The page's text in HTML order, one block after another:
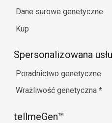
Dane surowe genetyczne
Kup
Spersonalizowana
Poradnictwo genetyczne
Wrażliwość genetyczna *
tellmeGen™